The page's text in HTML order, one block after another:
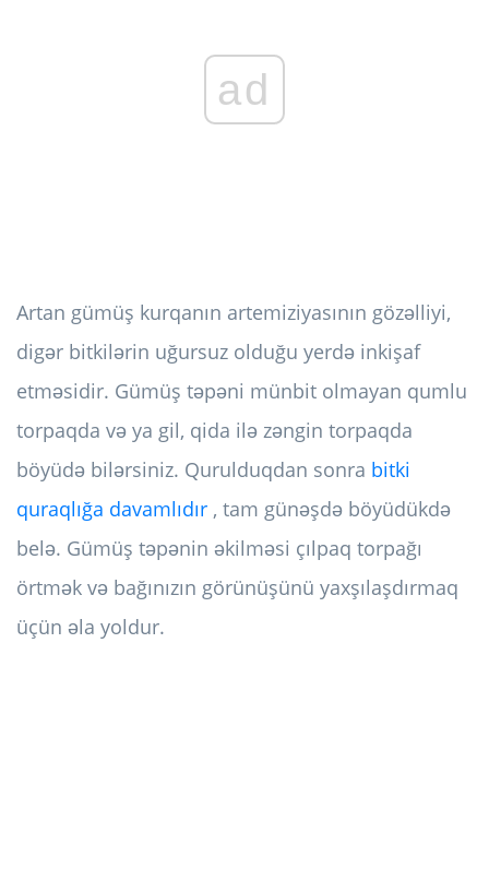
ad
Artan gümüş kurqanın artemiziyasının gözəlliyi,
digər bitkilərin uğursuz olduğu yerdə inkişaf
etməsidir. Gümüş təpəni münbit olmayan qumlu
torpaqda və ya gil, qida ilə zəngin torpaqda
böyüdə bilərsiniz. Qurulduqdan sonra bitki
quraqlığa davamlıdır , tam günəşdə böyüdükdə
belə. Gümüş təpənin əkilməsi çılpaq torpağı
örtmək və bağınızın görünüşünü yaxşılaşdırmaq
üçün əla yoldur.